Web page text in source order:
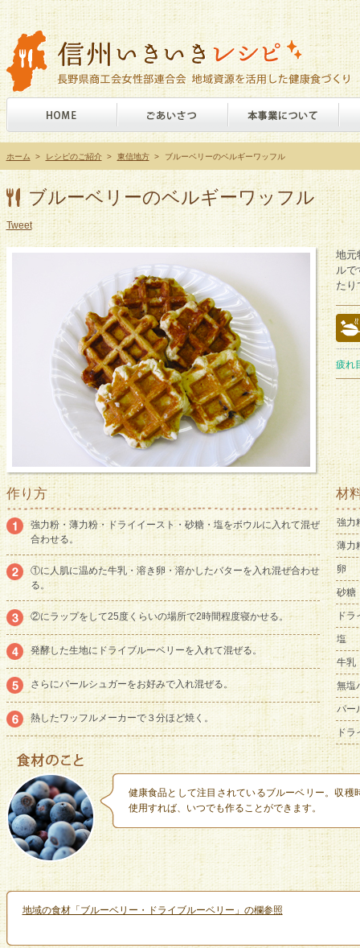
ホーム > レシピのご紹介 > 東信地方> ブルーベリーのベルギーワッフル
ブルーベリーのベルギーワッフル
Tweet
地元
ルで
たり
疲れ
作り方
強力粉・薄力粉・ドライイースト・砂糖・塩をボウルに入れて混ぜ
合わせる。
①に人肌に温めた牛乳・溶き卵・溶かしたバターを入れ混ぜ合わせ
る。
②にラップをして25度くらいの場所で2時間程度寝かせる。
発酵した生地にドライブルーベリーを入れて混ぜる。
さらにパールシュガーをお好みで入れ混ぜる。
熱したワッフルメーカーで３分ほど焼く。
材
強力
薄力
卵
砂糖
ド
塩
牛乳
無塩
パー
ドラ
健康食品として注目されているブルーベリー。収
使用すれば、いつでも作ることができます。
地域の食材「ブルーベリー・ドライブルーベリー」の欄参照